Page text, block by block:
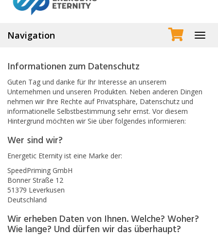
Navigation
Informationen zum Datenschutz
Guten Tag und danke für Ihr Interesse an unserem
Unternehmen und unseren Produkten. Neben anderen Dingen
nehmen wir Ihre Rechte auf Privatsphäre, Datenschutz und
informationelle Selbstbestimmung sehr ernst. Vor diesem
Hintergrund möchten wir Sie über folgendes informieren:
Wer sind wir?
Energetic Eternity ist eine Marke der:
SpeedPriming GmbH
Bonner Straße 12
51379 Leverkusen
Deutschland
Wir erheben Daten von Ihnen. Welche? Woher?
Wie lange? Und dürfen wir das überhaupt?